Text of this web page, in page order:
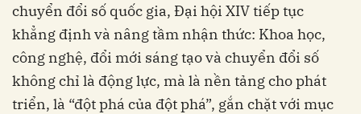
chuyển đổi số quốc gia, Đại hội XIV tiếp tục
khẳng định và nâng tầm nhận thức: Khoa học,
công nghệ, đổi mới sáng tạo và chuyển đổi số
không chỉ là động lực, mà là nền tảng cho phát
triển, là “đột phá của đột phá”, gắn chặt với mục